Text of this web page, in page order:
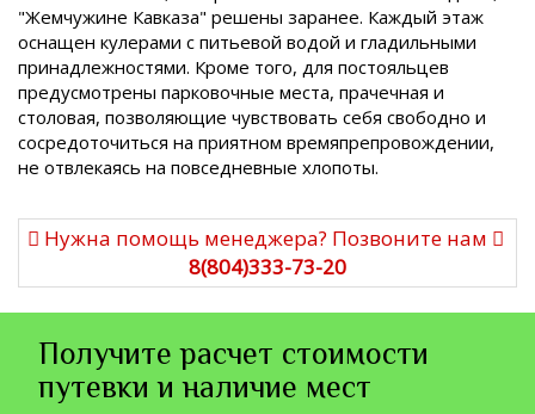
"Жемчужине Кавказа" решены заранее. Каждый этаж
оснащен кулерами с питьевой водой и гладильными
принадлежностями. Кроме того, для постояльцев
предусмотрены парковочные места, прачечная и
столовая, позволяющие чувствовать себя свободно и
сосредоточиться на приятном времяпрепровождении,
не отвлекаясь на повседневные хлопоты.
Нужна помощь менеджера? Позвоните нам
8(804)333-73-20
Получите расчет стоимости
путевки и наличие мест